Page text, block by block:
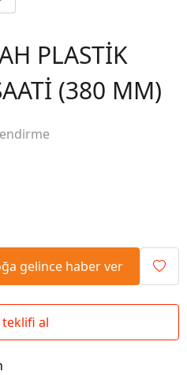
PLASTİK
(380 MM)
gelince haber ver
teklifi al